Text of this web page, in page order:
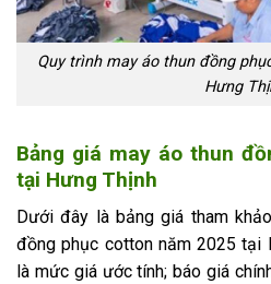
Quy trình may áo thun đồng
Hưng
Bảng giá may áo thun
tại Hưng Thịnh
Dưới đây là bảng giá tham
đồng phục cotton năm 2025 tại
là mức giá ước tính; báo giá